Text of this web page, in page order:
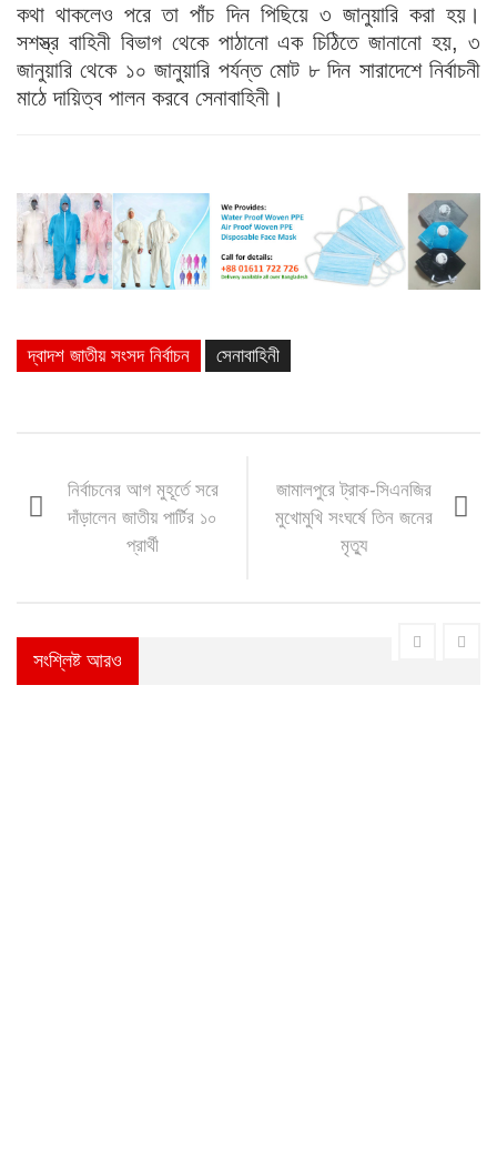
কথা থাকলেও পরে তা পাঁচ দিন পিছিয়ে ৩ জানুয়ারি করা হয়।
সশস্ত্র বাহিনী বিভাগ থেকে পাঠানো এক চিঠিতে জানানো হয়, ৩
জানুয়ারি থেকে ১০ জানুয়ারি পর্যন্ত মোট ৮ দিন সারাদেশে নির্বাচনী
মাঠে দায়িত্ব পালন করবে সেনাবাহিনী।
দ্বাদশ জাতীয় সংসদ নির্বাচন সেনাবাহিনী
নির্বাচনের আগ মুহূর্তে সরে
দাঁড়ালেন জাতীয় পার্টির ১০
প্রার্থী
জামালপুরে ট্রাক-সিএনজির
মুখোমুখি সংঘর্ষে তিন জনের
মৃত্যু
সংশ্লিষ্ট আরও